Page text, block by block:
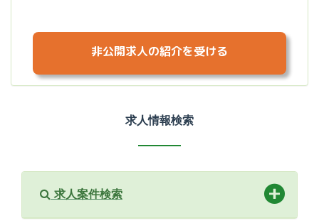
非公開求人の紹介を受ける
求人情報検索
求人案件検索